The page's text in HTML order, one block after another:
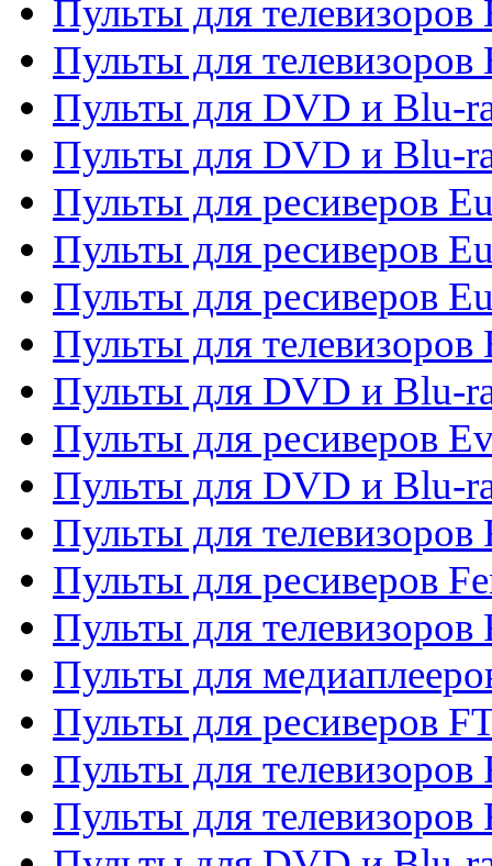
Пульты для телевизоров
Пульты для телевизоров
Пульты для DVD и Blu-
Пульты для DVD и Blu-
Пульты для ресиверов
Пульты для ресиверов
Пульты для ресиверов
Пульты для телевизоров
Пульты для DVD и Blu-
Пульты для ресиверов
Пульты для DVD и Blu-
Пульты для телевизоров
Пульты для ресиверов
Пульты для
Пульты для
Пульты для ресиверов
Пульты для телевизоров
Пульты для телевизоров